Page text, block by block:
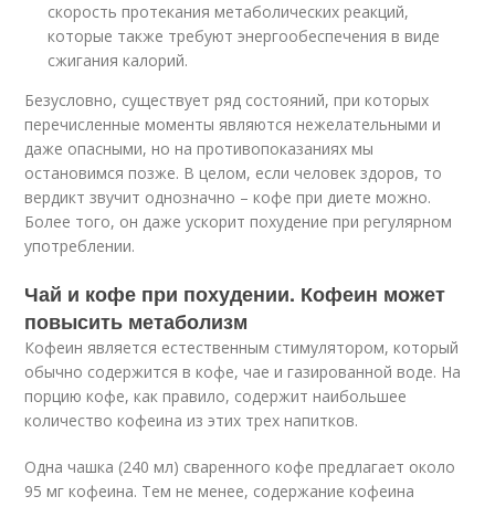
скорость протекания метаболических реакций,
которые также требуют энергообеспечения в виде
сжигания калорий.
Безусловно, существует ряд состояний, при которых
перечисленные моменты являются нежелательными и
даже опасными, но на противопоказаниях мы
остановимся позже. В целом, если человек здоров, то
вердикт звучит однозначно – кофе при диете можно.
Более того, он даже ускорит похудение при регулярном
употреблении.
Чай и кофе при похудении. Кофеин может
повысить метаболизм
Кофеин является естественным стимулятором, который
обычно содержится в кофе, чае и газированной воде. На
порцию кофе, как правило, содержит наибольшее
количество кофеина из этих трех напитков.
Одна чашка (240 мл) сваренного кофе предлагает около
95 мг кофеина. Тем не менее, содержание кофеина